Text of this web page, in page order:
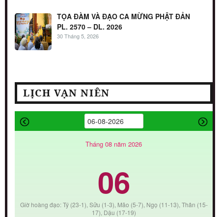
TỌA ĐÀM VÀ ĐẠO CA MỪNG PHẬT ĐẢN
PL. 2570 – DL. 2026
30 Tháng 5, 2026
LỊCH VẠN NIÊN
Tháng 08 năm 2026
06
Giờ hoàng đạo: Tý (23-1), Sửu (1-3), Mão (5-7), Ngọ (11-13), Thân (15-
17), Dậu (17-19)